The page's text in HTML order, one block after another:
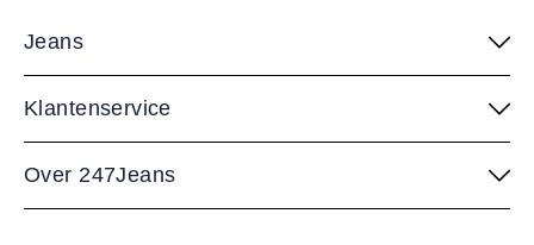
Jeans
Klantenservice
Over 247Jeans